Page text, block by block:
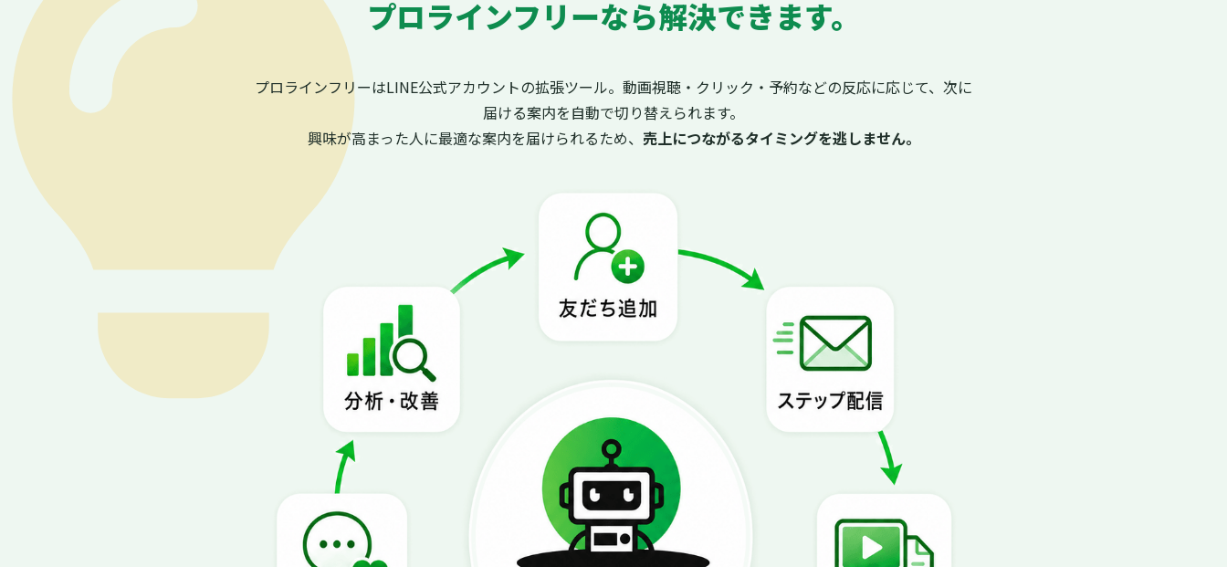
プロラインフリーなら解決できます。
プロラインフリーはLINE公式アカウントの拡張ツール。動画視聴・クリック・予約などの反応に応じて、次に
届ける案内を自動で切り替えられます。
興味が高まった人に最適な案内を届けられるため、 売上につながるタイミングを逃しません。